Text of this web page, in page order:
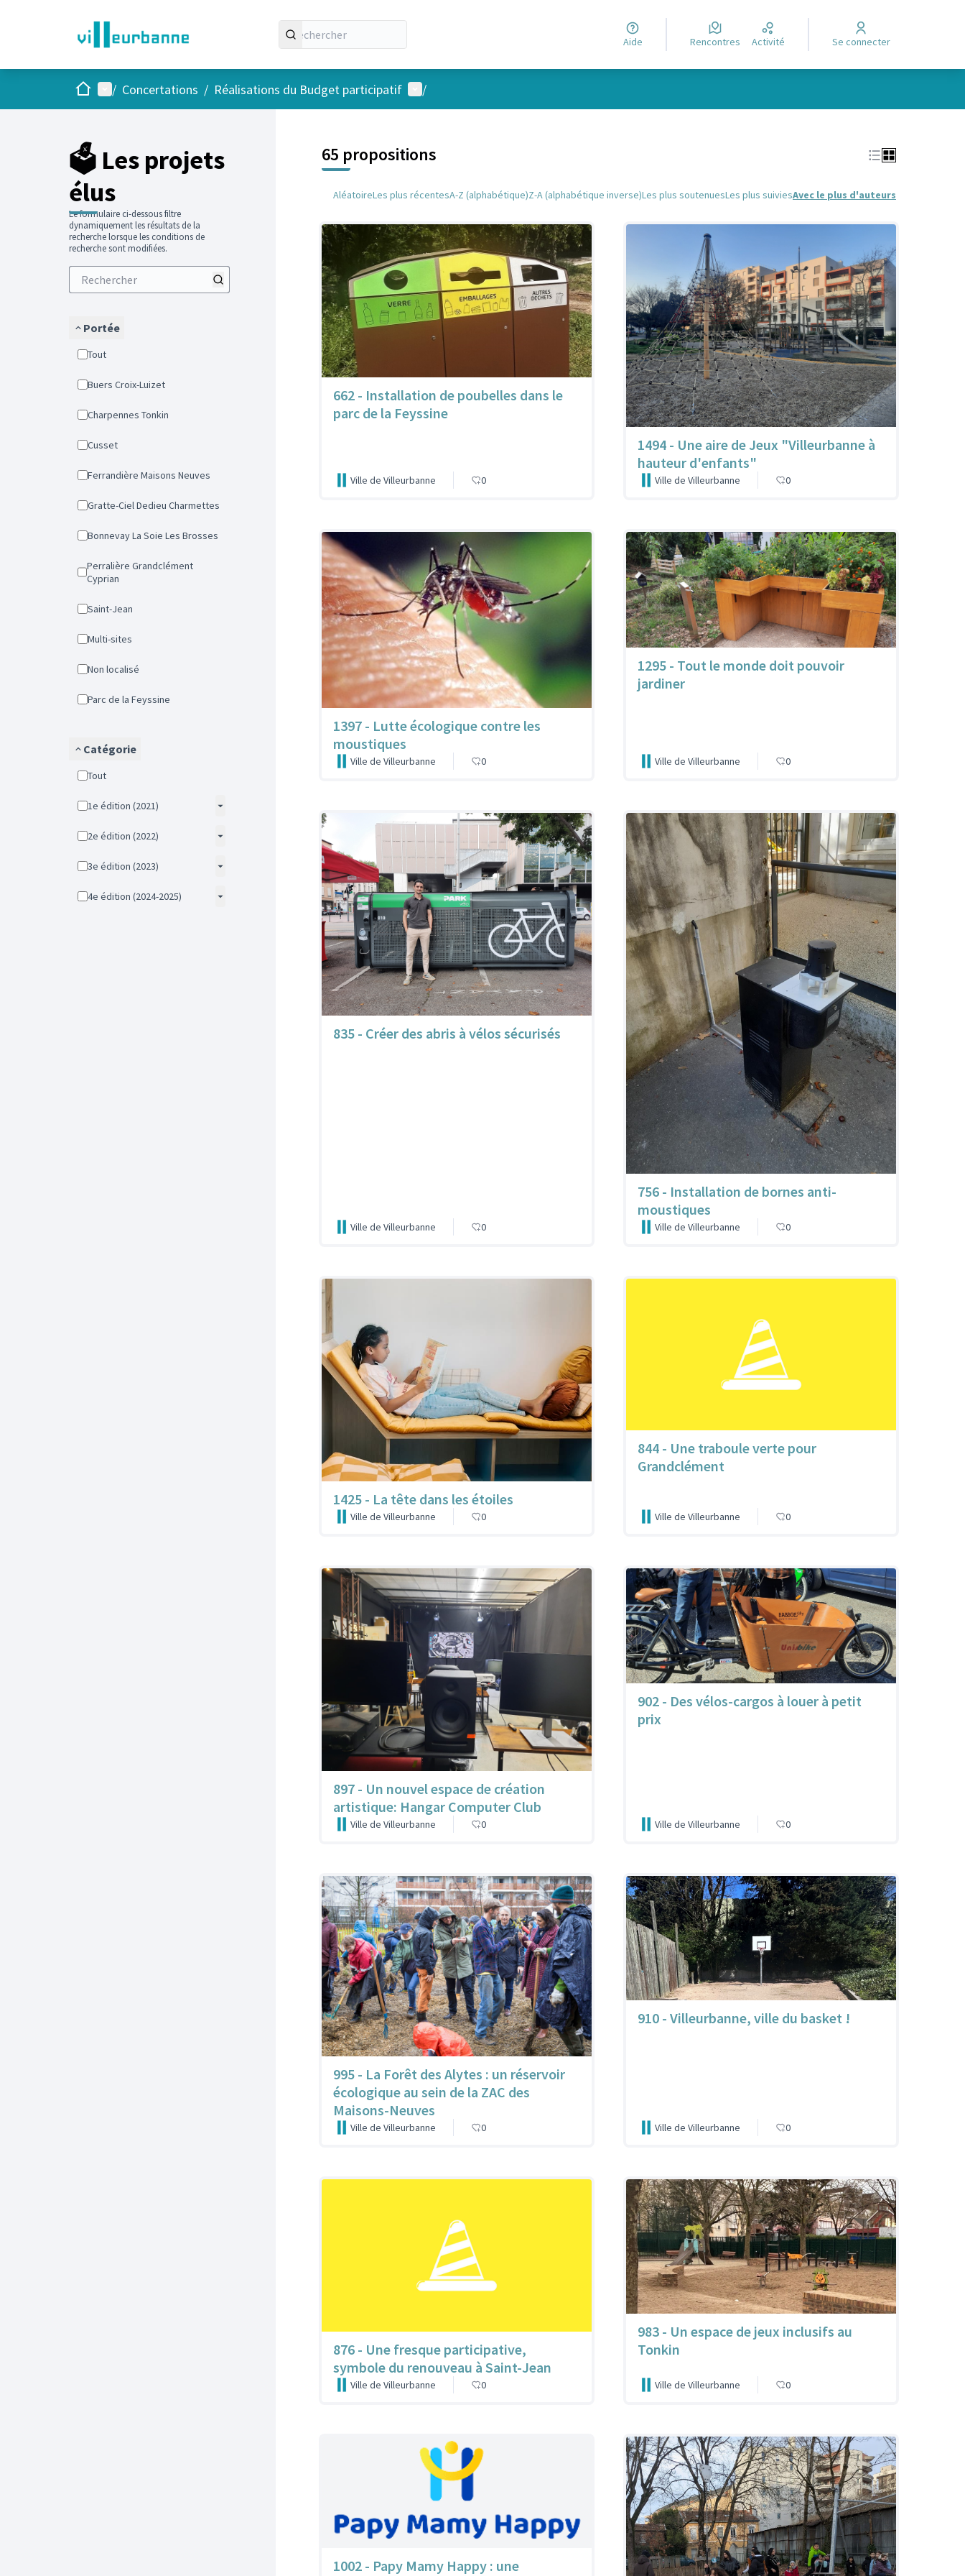
Aide Rencontres Activité Se connecter
AccueilMenu principal
/ Concertations / Réalisations du Budget participatif Menu utilisateur
/
🗳️ Les projets
élus
Le formulaire ci-dessous filtre
dynamiquement les résultats de la
recherche lorsque les conditions de
recherche sont modifiées.
Portée
Tout
Buers Croix-Luizet
Charpennes Tonkin
Cusset
Ferrandière Maisons Neuves
Gratte-Ciel Dedieu Charmettes
Bonnevay La Soie Les Brosses
Perralière Grandclément
Cyprian
Saint-Jean
Multi-sites
Non localisé
Parc de la Feyssine
Catégorie
Tout
1e édition (2021)
2e édition (2022)
3e édition (2023)
4e édition (2024-2025)
65 propositions
AléatoireLes plus récentesA-Z (alphabétique)Z-A (alphabétique inverse)Les plus soutenuesLes plus suiviesAvec le plus d'auteurs
662 - Installation de poubelles dans le
parc de la Feyssine
Ville de Villeurbanne 0
1494 - Une aire de Jeux "Villeurbanne à
hauteur d'enfants"
Ville de Villeurbanne 0
1397 - Lutte écologique contre les
moustiques
Ville de Villeurbanne 0
1295 - Tout le monde doit pouvoir
jardiner
Ville de Villeurbanne 0
835 - Créer des abris à vélos sécurisés
Ville de Villeurbanne 0
756 - Installation de bornes anti-
moustiques
Ville de Villeurbanne 0
1425 - La tête dans les étoiles
Ville de Villeurbanne 0
844 - Une traboule verte pour
Grandclément
Ville de Villeurbanne 0
897 - Un nouvel espace de création
artistique: Hangar Computer Club
Ville de Villeurbanne 0
902 - Des vélos-cargos à louer à petit
prix
Ville de Villeurbanne 0
995 - La Forêt des Alytes : un réservoir
écologique au sein de la ZAC des
Maisons-Neuves
Ville de Villeurbanne 0
910 - Villeurbanne, ville du basket !
Ville de Villeurbanne 0
876 - Une fresque participative,
symbole du renouveau à Saint-Jean
Ville de Villeurbanne 0
983 - Un espace de jeux inclusifs au
Tonkin
Ville de Villeurbanne 0
1002 - Papy Mamy Happy : une